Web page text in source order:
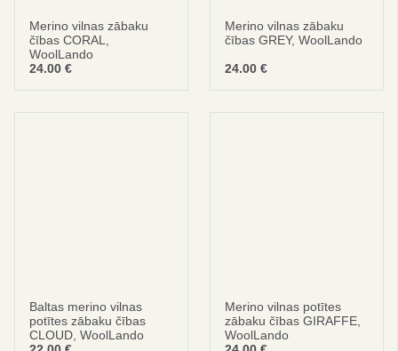
noteikumi un nosacījumi
Merino vilnas zābaku
čības CORAL,
WoolLando
24.00 €
Merino vilnas zābaku
čības GREY, WoolLando
24.00 €
Baltas merino vilnas
potītes zābaku čības
CLOUD, WoolLando
Merino vilnas potītes
zābaku čības GIRAFFE,
WoolLando